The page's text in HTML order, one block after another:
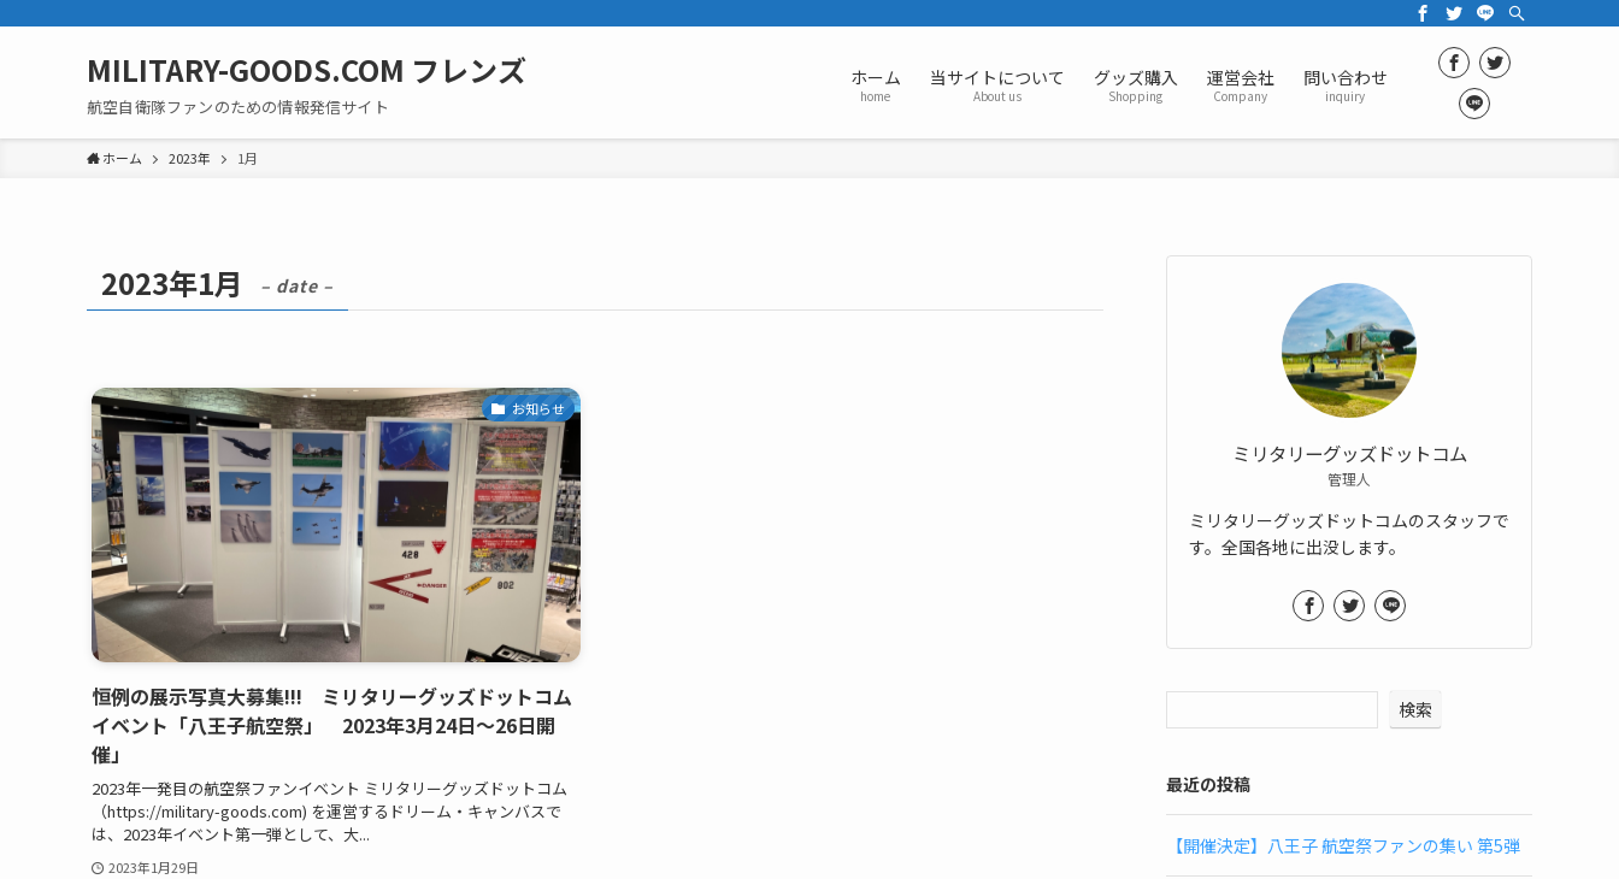
MILITARY-GOODS.COM フレンズ
航空自衛隊ファンのための情報発信サイト
ホーム
home
当サイトについて
About us
グッズ購入
Shopping
運営会社
Company
問い合わせ
inquiry
ホーム 2023年 1月
2023年1月 – date –
お知らせ
恒例の展示写真大募集!!! ミリタリーグッズドットコム
イベント「八王子航空祭」 2023年3月24日～26日開
催」
2023年一発目の航空祭ファンイベント ミリタリーグッズドットコム
（https://military-goods.com) を運営するドリーム・キャンバスで
は、2023年イベント第一弾として、大...
2023年1月29日
ミリタリーグッズドットコム
管理人
ミリタリーグッズドットコムのスタッフで
す。全国各地に出没します。
検索
最近の投稿
【開催決定】八王子 航空祭ファンの集い 第5弾